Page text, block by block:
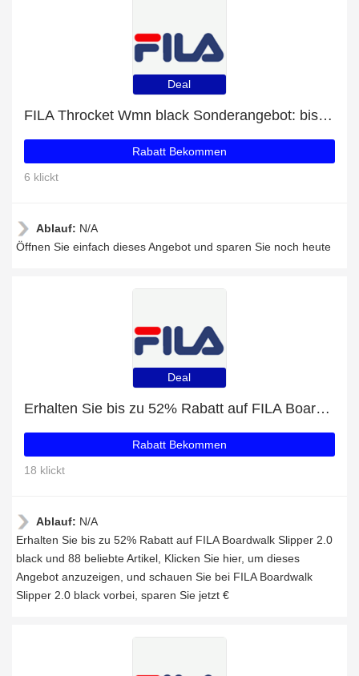
Deal
FILA Throcket Wmn black Sonderangebot: bis zu 11% Rabatt
Rabatt Bekommen
6 klickt
Ablauf: N/A
Öffnen Sie einfach dieses Angebot und sparen Sie noch heute
Deal
Erhalten Sie bis zu 52% Rabatt auf FILA Boardwalk Slipper 2.0 black und 88 beliebte Artikel
Rabatt Bekommen
18 klickt
Ablauf: N/A
Erhalten Sie bis zu 52% Rabatt auf FILA Boardwalk Slipper 2.0
black und 88 beliebte Artikel, Klicken Sie hier, um dieses
Angebot anzuzeigen, und schauen Sie bei FILA Boardwalk
Slipper 2.0 black vorbei, sparen Sie jetzt €